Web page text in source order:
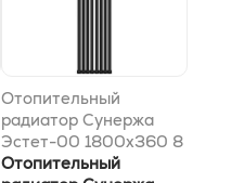
Отопительный
радиатор Сунержа
Эстет-00 1800х360 8
секций, Тёмный титан
Отопительный